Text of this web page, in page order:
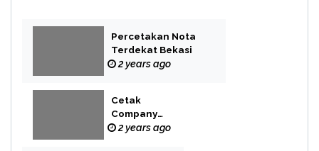
Percetakan Nota
Terdekat Bekasi
2 years ago
Cetak
Company
Profile Bekasi
2 years ago